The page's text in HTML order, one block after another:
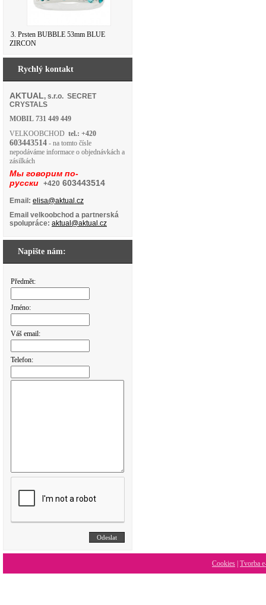
3. Prsten BUBBLE 53mm BLUE
ZIRCON
Rychlý kontakt
AKTUAL, s.r.o. SECRET
CRYSTALS
MOBIL 731 449 449
VELKOOBCHOD tel.: +420
603443514 - na tomto čísle
nepodáváme informace o objednávkách a
zásilkách
Мы говорим по-
русски +420 603443514
Email: elisa@aktual.cz
Email velkoobchod a partnerská
spolupráce: aktual@aktual.cz
Napište nám:
Předmět:
Jméno:
Váš email:
Telefon:
Cookies Tvorba